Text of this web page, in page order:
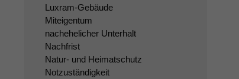
Luxram-Gebäude
Miteigentum
nachehelicher Unterhalt
Nachfrist
Natur- und Heimatschutz
Notzuständigkeit